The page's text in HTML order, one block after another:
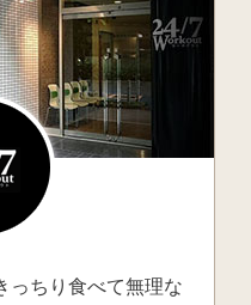
っちり食べて無理な